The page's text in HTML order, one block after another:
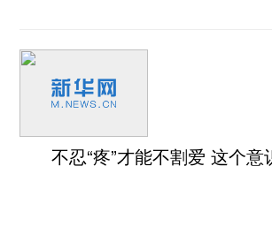
不忍“疼”才能不割爱 这个意